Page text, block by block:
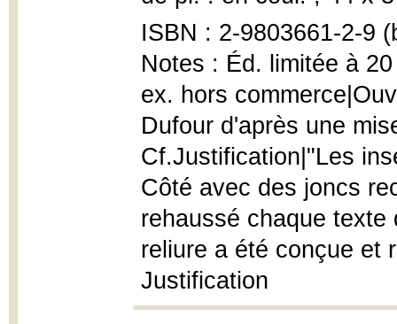
ISBN : 2-9803661-2-9
Notes : Éd. limitée à
ex. hors
Dufour d'après une
Cf.Justification|"Les
Côté avec des joncs
rehaussé chaque
reliure a été conçue et
Justification